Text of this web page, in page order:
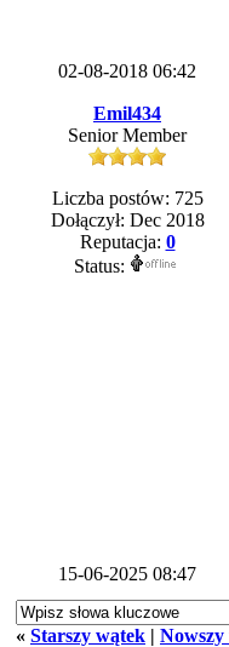
02-08-2018 06:42
Emil434
Senior Member
Liczba postów: 725
Dołączył: Dec 2018
Reputacja: 0
Status:
15-06-2025 08:47
« Starszy wątek |